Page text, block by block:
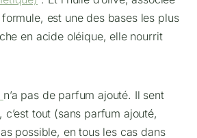
est une des bases les plus
en acide oléique, elle nourrit
n’a pas de parfum ajouté. Il sent
tout (sans parfum ajouté,
possible, en tous les cas dans